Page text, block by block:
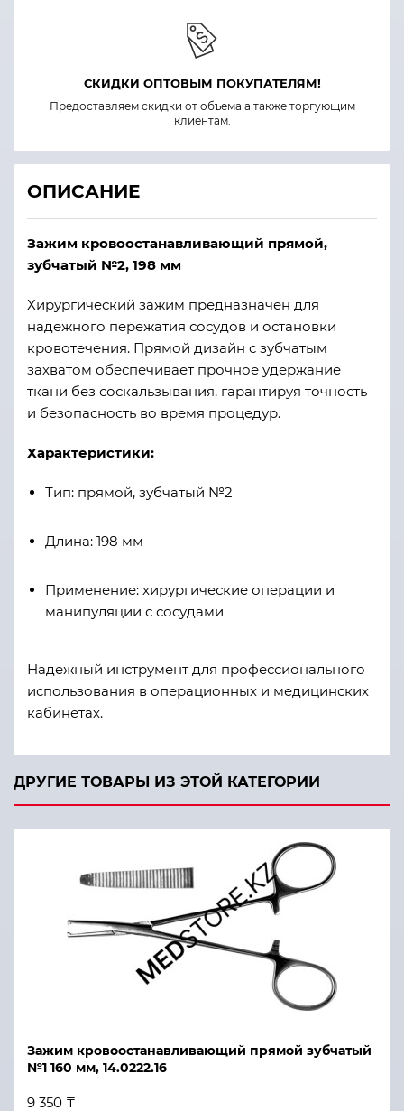
СКИДКИ ОПТОВЫМ ПОКУПАТЕЛЯМ!
Предоставляем скидки от объема а также торгующим
клиентам.
ОПИСАНИЕ
Зажим кровоостанавливающий прямой,
зубчатый №2, 198 мм
Хирургический зажим предназначен для
надежного пережатия сосудов и остановки
кровотечения. Прямой дизайн с зубчатым
захватом обеспечивает прочное удержание
ткани без соскальзывания, гарантируя точность
и безопасность во время процедур.
Характеристики:
Тип: прямой, зубчатый №2
Длина: 198 мм
Применение: хирургические операции и
манипуляции с сосудами
Надежный инструмент для профессионального
использования в операционных и медицинских
кабинетах.
ДРУГИЕ ТОВАРЫ ИЗ ЭТОЙ КАТЕГОРИИ
Зажим кровоостанавливающий прямой зубчатый
№1 160 мм, 14.0222.16
9 350 ₸